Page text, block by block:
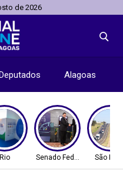
de 2026
Alagoas
Rio Senado Federal São